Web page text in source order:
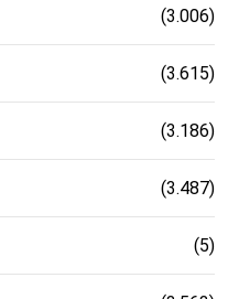
(3.006)
(3.615)
(3.186)
(3.487)
(5)